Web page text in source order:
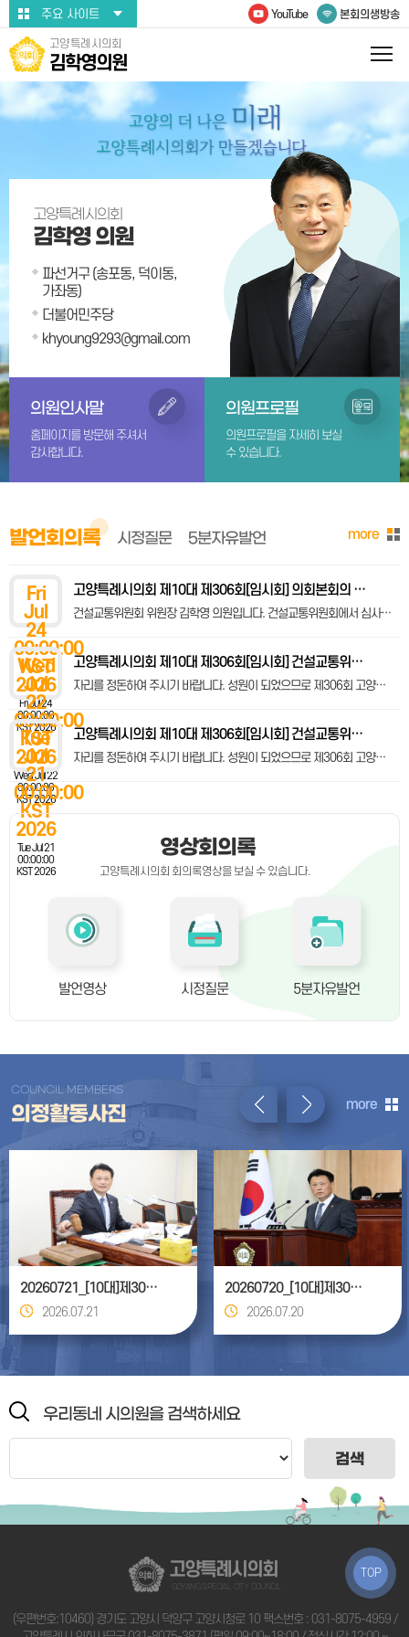
본문바로가기주요 사이트 YouTube 본회의생방송
고양특례시의회
김학영의원
고양특례시의회
김학영 의원
파선거구 (송포동, 덕이동,
가좌동)
더불어민주당
khyoung9293@gmail.com
의원인사말
홈페이지를 방문해 주셔서
감사합니다.
의원프로필
의원프로필을 자세히 보실
수 있습니다.
발언회의록
Fri
Jul
24
00:00:00
KST
2026
Fri Jul 24
00:00:00
KST 2026
고양특례시의회 제10대 제306회[임시회] 의회본회의 제2차 회의록 [1]고양시 시민고충처리위원회 위원 위촉 동의안(시장 제출) [2]고양시 지역건설노동자 우선고용 및 체불임금 없는 관급공사 운영을 위한 조례 일부개정조례안(시장 제출) [3]고양 도시관리계획(GB해제) 결정(변경)안 의견청취의 건 -단절토지 및 경계선 관통대지 개발제한구역 해제-(시장 제출) [4]고양시 일본군‘위안부’ 피해자 기념사업 지원 및 평화의 소녀상 보호·관리 조례안(최성원 의원 대표발의)(최성원·문재호·신인선 의원 외 7명 발의) [5]제306회 고양시의회(임시회) 의사일정 변경(추가) 동의안(최성원 의원 발의)(최성원 의원 외 17명 발의) [6]킨텍스 감사(엄덕은) 해임 촉구 결의안(최성원 의원 대표발의)(최성원·공소자 의원 외 16명 발의)
건설교통위원회 위원장 김학영 의원입니다. 건설교통위원회에서 심사한 고양 도시관리계획(GB해제) 결정(변경)안 의견청취의 건-단절토지 및 경계선 관통대지 개발제한구역 해제-에 대한 심사결과를 보고드리겠습니다. !#A00017905##(보고내용은 심사보고서로 갈음함)#!
Wed
Jul
22
00:00:00
KST
2026
Wed Jul 22
00:00:00
KST 2026
고양특례시의회 제10대 제306회[임시회] 건설교통위원회 제2차 회의록 [1]2026년 업무보고의 건(계속) ·도시혁신국, 상하수도사업소, 도로건설사업소, 고양도시관리공사(도시전략처, 도시개발처, 도시정비처, 교통사업처), 덕양구청(안전건설과, 교통행정과, 건축과, 건축물관리과), 일산동구청(안전건설과, 교통행정과, 건축과), 일산서구청(안전건설과, 교통행정과, 건축과) 소관
자리를 정돈하여 주시기 바랍니다. 성원이 되었으므로 제306회 고양시의회(임시회) 제2차 건설교통위원회를 개의하겠습니다. 오늘은 의사일정에 있는 바와 같이 이어서 2026년도 업무보고를 받도록 하겠습니다.
Tue
Jul
21
00:00:00
KST
2026
Tue Jul 21
00:00:00
KST 2026
고양특례시의회 제10대 제306회[임시회] 건설교통위원회 제1차 회의록 [1]고양 도시관리계획(GB해제) 결정(변경)안 의견청취의 건 -단절토지 및 경계선 관통대지 개발제한구역 해제-(시장 제출) [2]2026년 업무보고의 건 ·도시주택정책실, 도시디자인담당관, 시민안전담당관, 재난대응담당관, 신청사건립단, 교통국 소관
자리를 정돈하여 주시기 바랍니다. 성원이 되었으므로 제306회 고양시의회(임시회) 제1차 건설교통위원회를 개의하겠습니다. 존경하는 위원 여러분! 그리고 관계공무원 여러분! 안녕하십니까? 건설교통위원회 위원장 김학영입니다. 오늘은 의사일정에 있는 바와 같이 고양 도시관리계획(GB해제) 결정(변경)안 의견청취의 건-단절토지 및 경계선 관통대지 개발제한구역 해제- 안건에 대한 심사와 2026년도 업무보고를 받도록 하겠습니다. 회의에 앞서 관계공무원 여러분께서는 우리 위원들의 질의에 명확하고 성실한 답변을 해 주심으로써 효율적인 심사가 이루어질 수 있도록 적극 협조하여 주시기 바랍니다.
more
시정질문 5분자유발언
영상회의록
고양특례시의회 회의록영상을 보실 수 있습니다.
발언영상 시정질문 5분자유발언
COUNCIL MEMBERS
의정활동사진 more
20260721_[10대]제306회 고양특례시의회 임시회_건설교통위원회
2026.07.21
20260720_[10대]제306회 고양특례시의회 임시회 제1차 본회의
2026.07.20
우리동네 시의원을 검색하세요
검색
TOP
고양특례시의회
GOYANG SPECIAL CITY COUNCIL
(우편번호:10460) 경기도 고양시 덕양구 고양시청로 10 팩스번호 : 031-8075-4959 /